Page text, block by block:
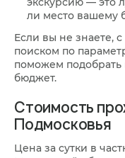
ли место вашему
Если вы не знаете,
поиском по
поможем подобрать
бюджет.
Стоимость
Подмосковья
Цена за сутки в